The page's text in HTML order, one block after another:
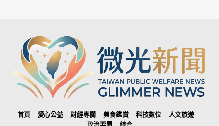
首頁 愛心公益 財經專欄 美食鑑賞 科技數位
人文旅遊
政治要聞
綜合